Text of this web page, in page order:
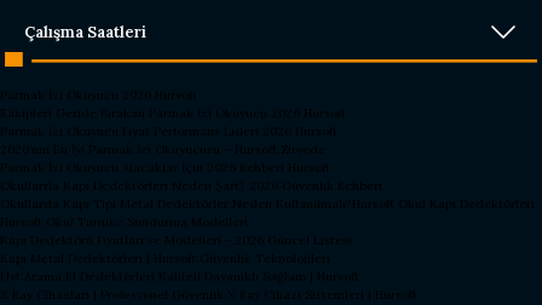
Çalışma Saatleri
Parmak İzi Okuyucu 2026 Hursoft
Rakipleri Geride Bırakan Parmak İzi Okuyucu 2026 Hursoft
Parmak İzi Okuyucu Fiyat Performans Lideri 2026 Hursoft
2026’nın En İyi Parmak İzi Okuyucusu – Hursoft Zirvede
Parmak İzi Okuyucu Alacaklar İçin 2026 Rehberi Hursoft
Okullarda Kapı Dedektörleri Neden Şart? 2026 Güvenlik Rehberi
Okullarda Kapı Tipi Metal Dedektörler Neden Kullanılmalı?Hursoft Okul Kapı Dedektörleri
Hursoft Okul Turnike Sundurma Modelleri
Kapı Dedektörü Fiyatları ve Modelleri - 2026 Güncel Listesi
Kapı Metal Dedektörleri | Hursoft Güvenlik Teknolojileri
Üst Arama El Dedektörleri Kaliteli Dayanıklı Sağlam | Hursoft
X Ray Cihazları | Profesyonel Güvenlik X Ray Cihazı Sistemleri | Hursoft